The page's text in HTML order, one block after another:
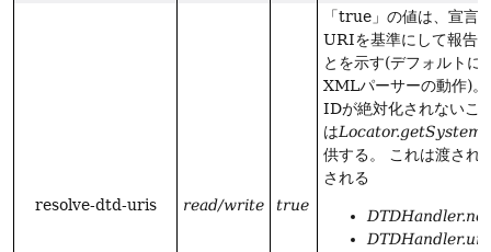
resolve-dtd-uris read/write true
「true」の値は、宣言
URIを基準にして報告
とを示す(デフォルトに
XMLパーサーの動作)。
IDが絶対化されないこ
は
供する。
これは渡され
される